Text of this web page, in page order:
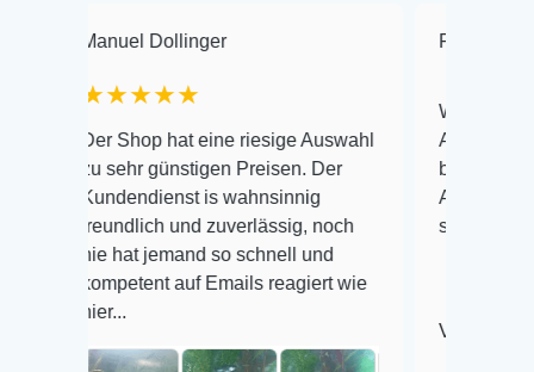
Dollinger
Shop hat eine riesige Auswahl
sehr günstigen Preisen. Der
is wahnsinnig
und zuverlässig, noch
hat jemand so schnell und
auf Emails reagiert wie
Frank Hackmayer
Warenanlieferung
Auswahl plus
befinden der Fische
Alles ist quick
super Zustand.